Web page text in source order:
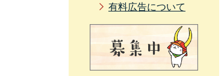
有料広告について